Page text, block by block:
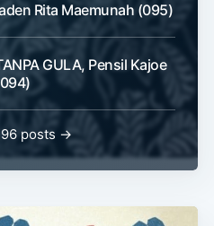
Rita Maemunah (095)
GULA, Pensil Kajoe
96 posts →